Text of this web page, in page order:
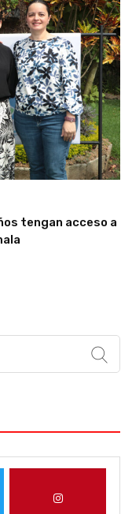
tengan acceso a